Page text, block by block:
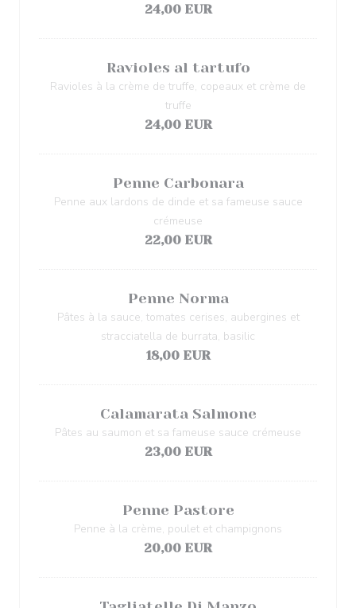
24,00 EUR
Ravioles al tartufo
Ravioles à la crème de truffe, copeaux et crème de
truffe
24,00 EUR
Penne Carbonara
Penne aux lardons de dinde et sa fameuse sauce
crémeuse
22,00 EUR
Penne Norma
Pâtes à la sauce, tomates cerises, aubergines et
stracciatella de burrata, basilic
18,00 EUR
Calamarata Salmone
Pâtes au saumon et sa fameuse sauce crémeuse
23,00 EUR
Penne Pastore
Penne à la crème, poulet et champignons
20,00 EUR